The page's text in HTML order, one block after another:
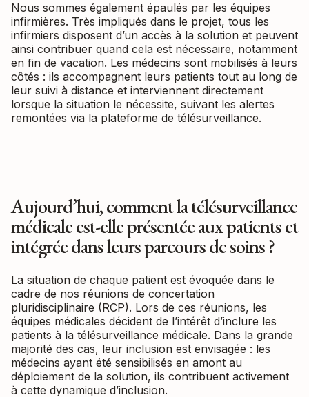
Nous sommes également épaulés par les équipes
infirmières. Très impliqués dans le projet, tous les
infirmiers disposent d’un accès à la solution et peuvent
ainsi contribuer quand cela est nécessaire, notamment
en fin de vacation. Les médecins sont mobilisés à leurs
côtés : ils accompagnent leurs patients tout au long de
leur suivi à distance et interviennent directement
lorsque la situation le nécessite, suivant les alertes
remontées via la plateforme de télésurveillance.
Aujourd’hui, comment la télésurveillance
médicale est-elle présentée aux patients et
intégrée dans leurs parcours de soins ?
La situation de chaque patient est évoquée dans le
cadre de nos réunions de concertation
pluridisciplinaire (RCP). Lors de ces réunions, les
équipes médicales décident de l’intérêt d’inclure les
patients à la télésurveillance médicale. Dans la grande
majorité des cas, leur inclusion est envisagée : les
médecins ayant été sensibilisés en amont au
déploiement de la solution, ils contribuent activement
à cette dynamique d’inclusion.